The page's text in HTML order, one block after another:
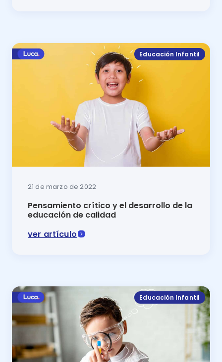
Educación Infantil
21 de marzo de 2022
Pensamiento crítico y el desarrollo de la
educación de calidad
ver artículo
Educación Infantil